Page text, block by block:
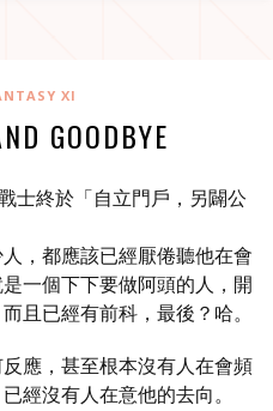
XI
GOODBYE
士終於「自立門戶，另闢公
，都應該已經厭倦聽他在會
一個下下要做阿頭的人，開
且已經有前科，最後？哈。
應，甚至根本沒有人在會頻
經沒有人在意他的去向。